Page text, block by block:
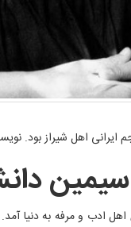
در خانواده‌ای اهل ادب و